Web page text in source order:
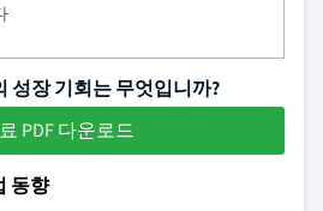
성장 기회는 무엇입니까?
PDF 다운로드
동향